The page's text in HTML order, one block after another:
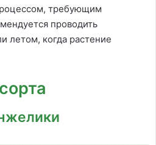
требующим
проводить
летом, когда растение